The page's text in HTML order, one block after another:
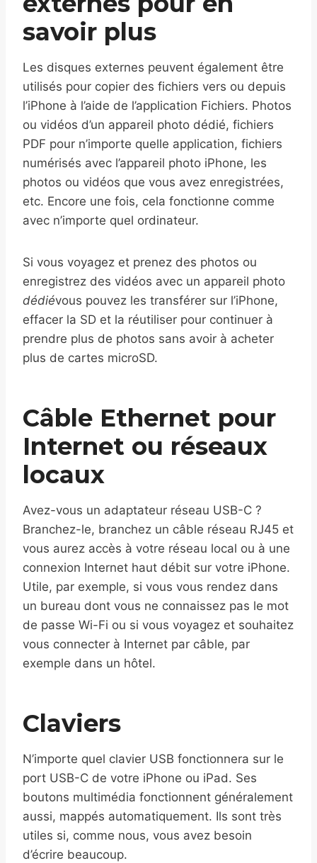
savoir plus
Les disques externes peuvent également être
utilisés pour copier des fichiers vers ou depuis
l’iPhone à l’aide de l’application Fichiers. Photos
ou vidéos d’un appareil photo dédié, fichiers
PDF pour n’importe quelle application, fichiers
numérisés avec l’appareil photo iPhone, les
photos ou vidéos que vous avez enregistrées,
etc. Encore une fois, cela fonctionne comme
avec n’importe quel ordinateur.
Si vous voyagez et prenez des photos ou
enregistrez des vidéos avec un appareil photo
dédiévous pouvez les transférer sur l’iPhone,
effacer la SD et la réutiliser pour continuer à
prendre plus de photos sans avoir à acheter
plus de cartes microSD.
Câble Ethernet pour
Internet ou réseaux
locaux
Avez-vous un adaptateur réseau USB-C ?
Branchez-le, branchez un câble réseau RJ45 et
vous aurez accès à votre réseau local ou à une
connexion Internet haut débit sur votre iPhone.
Utile, par exemple, si vous vous rendez dans
un bureau dont vous ne connaissez pas le mot
de passe Wi-Fi ou si vous voyagez et souhaitez
vous connecter à Internet par câble, par
exemple dans un hôtel.
Claviers
N’importe quel clavier USB fonctionnera sur le
port USB-C de votre iPhone ou iPad. Ses
boutons multimédia fonctionnent généralement
aussi, mappés automatiquement. Ils sont très
utiles si, comme nous, vous avez besoin
d’écrire beaucoup.